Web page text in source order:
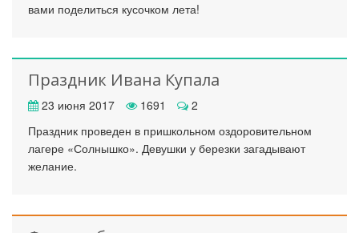
вами поделиться кусочком лета!
Праздник Ивана Купала
23 июня 2017 1691
2
Праздник проведен в пришкольном оздоровительном
лагере «Солнышко». Девушки у березки загадывают
желание.